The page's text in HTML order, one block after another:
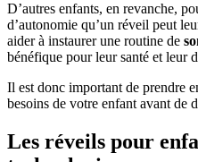
D’autres enfants, en revanche,
d’autonomie qu’un réveil peut
aider à instaurer une routine de
bénéfique pour leur santé et leur
Il est donc important de prendre
besoins de votre enfant avant de
Les réveils pour